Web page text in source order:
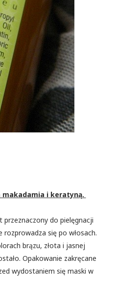
makadamia i keratyną.
do pielęgnacji
się po włosach.
brązu, złota i jasnej
Opakowanie zakręcane
wydostaniem się maski w